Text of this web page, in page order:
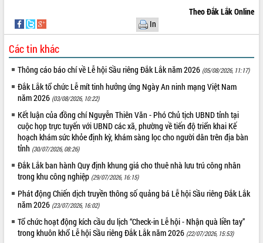
Theo Đắk Lắk Online
In
Các tin khác
Thông cáo báo chí về Lễ hội Sầu riêng Đắk Lắk năm 2026 (05/08/2026, 11:17)
Đắk Lắk tổ chức Lễ mít tinh hưởng ứng Ngày An ninh mạng Việt Nam
năm 2026 (03/08/2026, 10:22)
Kết luận của đồng chí Nguyễn Thiên Văn - Phó Chủ tịch UBND tỉnh tại
cuộc họp trực tuyến với UBND các xã, phường về tiến độ triển khai Kế
hoạch khám sức khỏe định kỳ, khám sàng lọc cho người dân trên địa bàn
tỉnh (30/07/2026, 08:26)
Đắk Lắk ban hành Quy định khung giá cho thuê nhà lưu trú công nhân
trong khu công nghiệp (29/07/2026, 16:15)
Phát động Chiến dịch truyền thông số quảng bá Lễ hội Sầu riêng Đắk Lắk
năm 2026 (23/07/2026, 16:02)
Tổ chức hoạt động kích cầu du lịch “Check-in Lễ hội - Nhận quà liền tay”
trong khuôn khổ Lễ hội Sầu riêng Đắk Lắk năm 2026 (22/07/2026, 15:53)